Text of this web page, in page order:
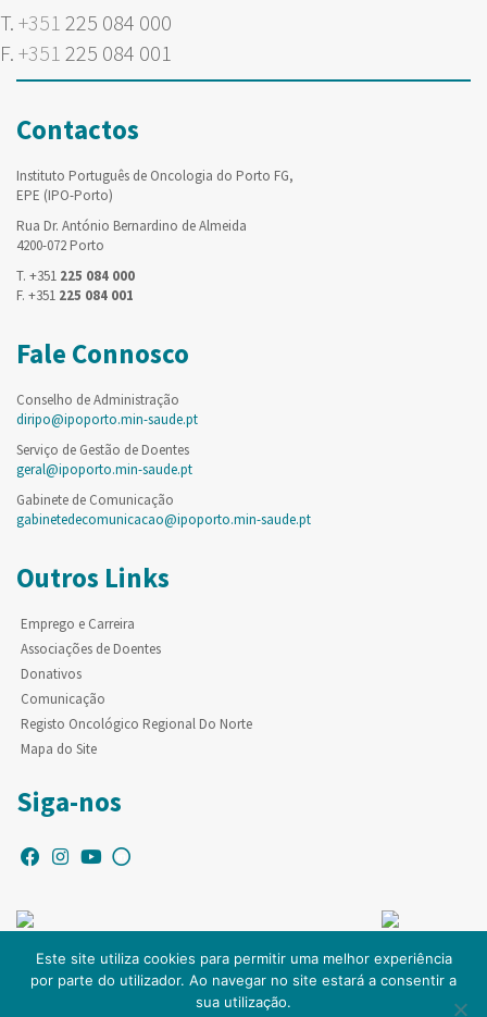
T. +351 225 084 000
F. +351 225 084 001
Contactos
Instituto Português de Oncologia do Porto FG,
EPE (IPO-Porto)
Rua Dr. António Bernardino de Almeida
4200-072 Porto
T. +351 225 084 000
F. +351 225 084 001
Fale Connosco
Conselho de Administração
diripo@ipoporto.min-saude.pt
Serviço de Gestão de Doentes
geral@ipoporto.min-saude.pt
Gabinete de Comunicação
gabinetedecomunicacao@ipoporto.min-saude.pt
Outros Links
Emprego e Carreira
Associações de Doentes
Donativos
Comunicação
Registo Oncológico Regional Do Norte
Mapa do Site
Siga-nos
© Copyright IPO-PORTO. Todos os direitos reservados.
Este site utiliza cookies para permitir uma melhor experiência
por parte do utilizador. Ao navegar no site estará a consentir a
sua utilização.